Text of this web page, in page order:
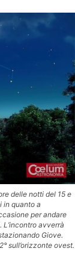
delle notti del 15 e
in quanto a
per andare
avverrà
Giove.
sull’orizzonte ovest.